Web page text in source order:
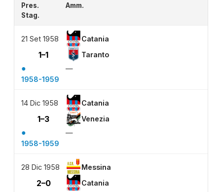
Pres.
Amm.
Stag.
21 Set 1958 Catania
1–1 Taranto
●
—
1958-1959
14 Dic 1958 Catania
1–3 Venezia
●
—
1958-1959
28 Dic 1958 Messina
2–0 Catania